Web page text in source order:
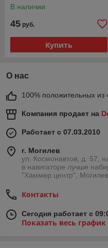
В наличии
45 руб.
Купить
О нас
100% положительных из
Компания продает на
Работает с 07.03.2010
г. Могилев
ул. Космонавтов, д. 57,
в навигаторе лучше
"Хаммер центр",
Контакты
Сегодня работает с
Показать весь